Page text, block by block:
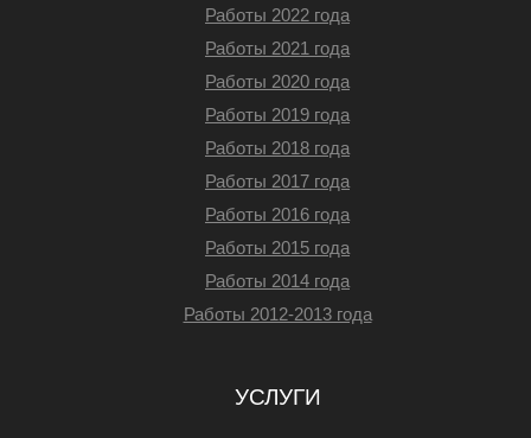
Работы 2022 года
Работы 2021 года
Работы 2020 года
Работы 2019 года
Работы 2018 года
Работы 2017 года
Работы 2016 года
Работы 2015 года
Работы 2014 года
Работы 2012-2013 года
УСЛУГИ